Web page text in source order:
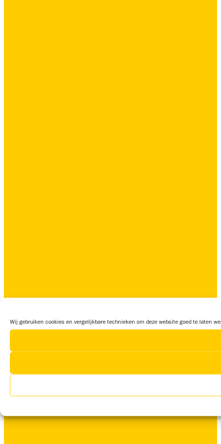
Wij gebruiken cookies en vergelijkbare technieken om deze website goed te laten